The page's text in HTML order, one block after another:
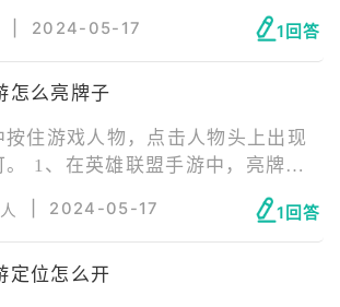
石等。不过杰作宝箱开启的奖励
，有可能是已拥有的皮肤。海克斯
由三个钥匙碎片合成的。
2024-05-17 1回答
怎么亮牌子
按住游戏人物，点击人物头上出现
。 1、在英雄联盟手游中，亮牌是
需要英雄熟练度大于等于5级，才
中使用此表情。 2、玩家拥有熟练
置好后，在游戏对局中，按住自己
会在该英雄头上出现表情图标，
2024-05-17 1回答
定位怎么开